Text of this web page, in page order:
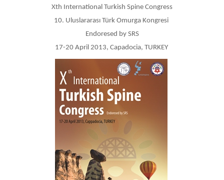
Xth International Turkish Spine Congress
10. Uluslararası Türk Omurga Kongresi
Endoresed by SRS
17-20 April 2013, Capadocia, TURKEY